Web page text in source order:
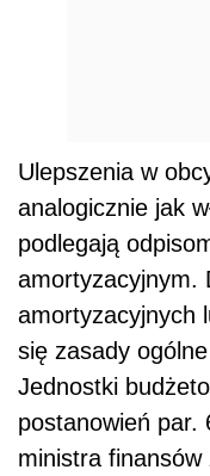
Ulepszenia w
analogicznie jak
podlegają
amortyzacyjnym.
amortyzacyjnych
się zasady
Jednostki
postanowień par.
ministra